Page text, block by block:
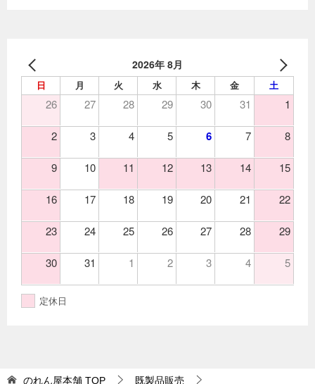
2026年 8月
日 月 火 水 木 金 土
26 27 28 29 30 31 1
2 3 4 5 6 7 8
9 10 11 12 13 14 15
16 17 18 19 20 21 22
23 24 25 26 27 28 29
30 31 1 2 3 4 5
定休日
のれん屋本舗 TOP 既製品販売